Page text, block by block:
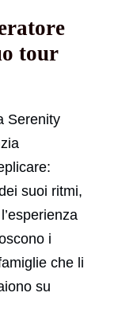
tour
Serenity
suoi ritmi,
i
che li
su